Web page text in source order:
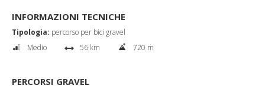
INFORMAZIONI TECNICHE
Tipologia: percorso per bici gravel
Medio
56 km 720 m
PERCORSI GRAVEL